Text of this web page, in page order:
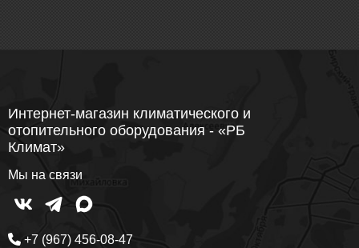
Интернет-магазин климатического и
отопительного оборудования - «РБ
Климат»
Мы на связи
+7 (967) 456-08-47